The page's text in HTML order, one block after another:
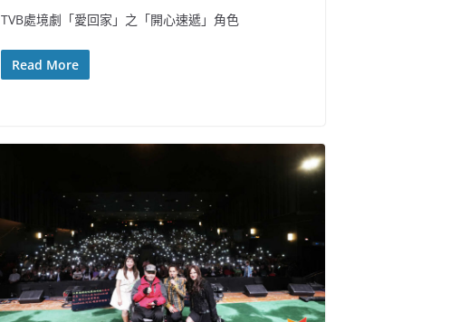
TVB處境劇「愛回家」之「開心速遞」角色
Read More